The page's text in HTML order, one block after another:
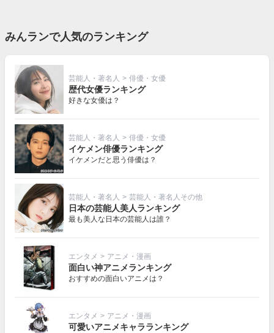
みんランで人気のランキング
芸能人・著名人 > 俳優・女優
歴代女優ランキング
好きな女優は？
芸能人・著名人 > 俳優・女優
イケメン俳優ランキング
イケメンだと思う俳優は？
芸能人・著名人 > 芸能人・著名人その他
日本の芸能人美人ランキング
最も美人な日本の芸能人は誰？
エンタメ > アニメ・漫画
面白い神アニメランキング
おすすめの面白いアニメは？
エンタメ > アニメ・漫画
可愛いアニメキャラランキング